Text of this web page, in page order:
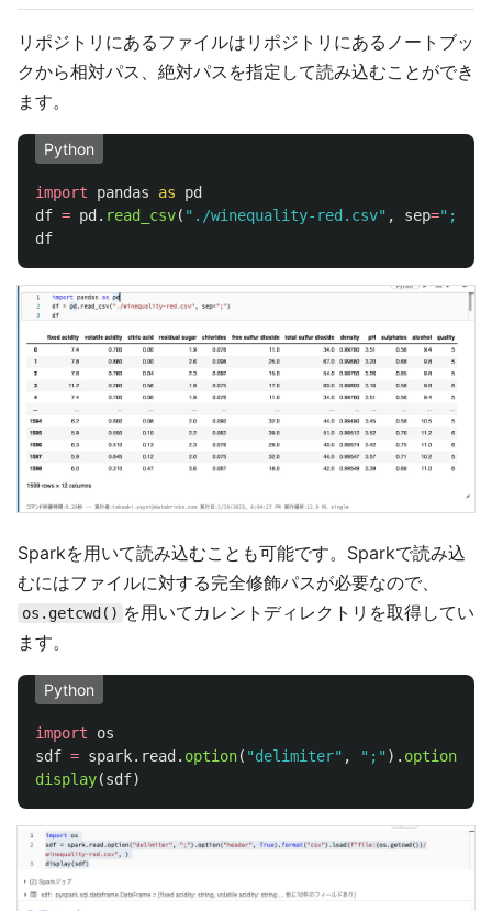
リポジトリにあるファイルはリポジトリにあるノートブッ
クから相対パス、絶対パスを指定して読み込むことができ
ます。
Python
import pandas as
pd
df = pd . read_csv( " ./winequality-red.csv" , sep=" ;
df
Sparkを用いて読み込むことも可能です。Sparkで読み込
むにはファイルに対する完全修飾パスが必要なので、
os.getcwd() を用いてカレントディレクトリを取得してい
ます。
Python
import
os
sdf = spark. read . option( "delimiter" , " ; " ). option
display(sdf)